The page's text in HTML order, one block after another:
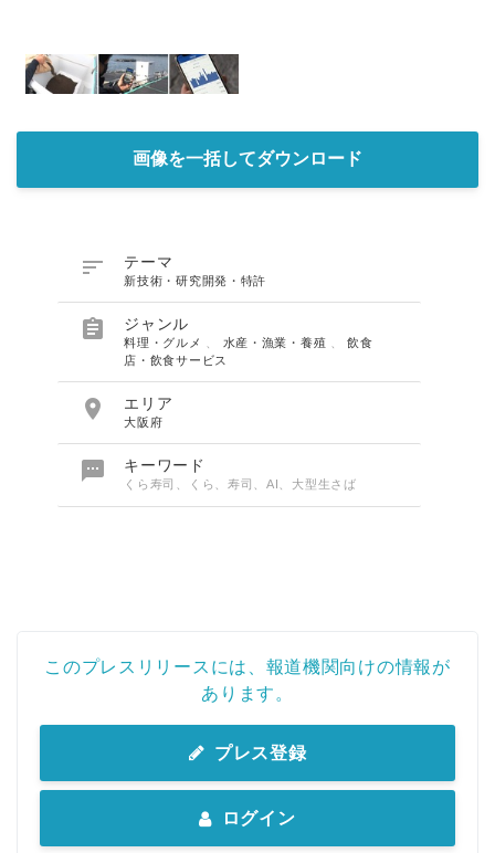
画像を一括してダウンロード
 テーマ
新技術・研究開発・特許
 ジャンル
料理・グルメ 水産・漁業・養殖 、飲食
店・飲食サービス
 エリア
大阪府
 キーワード
くら寿司、くら、寿司、AI、大型生さば
このプレスリリースには、報道機関向けの情報が
あります。
プレス登録
ログイン